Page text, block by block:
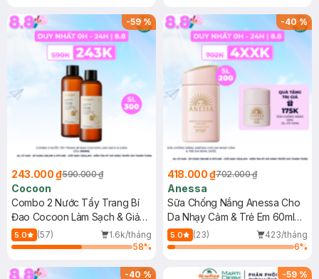
-59%
243.000 ₫590.000 ₫
Cocoon
Combo 2 Nước Tẩy Trang Bí
Đao Cocoon Làm Sạch & Giảm
Dầu 500ml
5.0 (57)
1.6k/tháng
58%
-40%
418.000 ₫702.000 ₫
Anessa
Sữa Chống Nắng Anessa Cho
Da Nhạy Cảm & Trẻ Em 60ml
(Mới)
5.0 (23)
423/tháng
6%
-40% -59 %